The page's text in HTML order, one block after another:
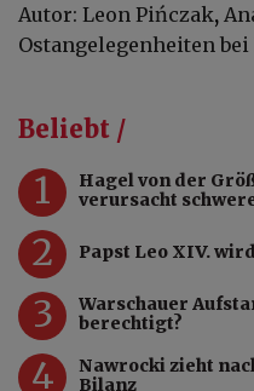
Autor: Leon Pińczak,
Ostangelegenheiten
Beliebt /
1
Hagel von der
verursacht
2 Papst Leo XIV.
3
Warschauer
berechtigt?
4
Nawrocki zieht
Bilanz